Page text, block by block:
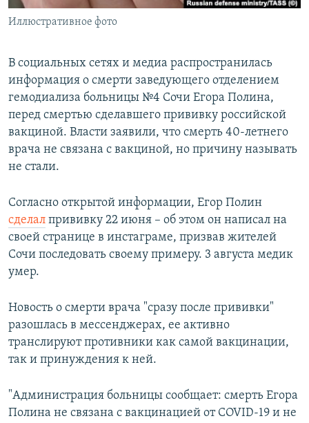
Все сайты РСЕ/РС
Иллюстративное фото
В социальных сетях и медиа распространилась
информация о смерти заведующего отделением
гемодиализа больницы №4 Сочи Егора Полина,
перед смертью сделавшего прививку российской
вакциной. Власти заявили, что смерть 40-летнего
врача не связана с вакциной, но причину называть
не стали.
Согласно открытой информации, Егор Полин
сделал прививку 22 июня – об этом он написал на
своей странице в инстаграме, призвав жителей
Сочи последовать своему примеру. 3 августа медик
умер.
Новость о смерти врача "сразу после прививки"
разошлась в мессенджерах, ее активно
транслируют противники как самой вакцинации,
так и принуждения к ней.
"Администрация больницы сообщает: смерть Егора
Полина не связана с вакцинацией от COVID-19 и не